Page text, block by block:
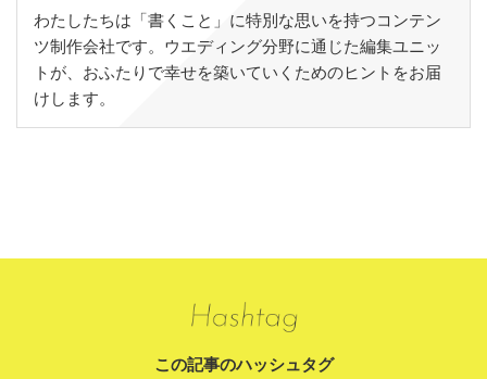
わたしたちは「書くこと」に特別な思いを持つコンテン
ツ制作会社です。ウエディング分野に通じた編集ユニッ
トが、おふたりで幸せを築いていくためのヒントをお届
けします。
この記事のハッシュタグ